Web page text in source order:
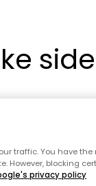
er flyttet. Vi
vores populære
traffic. You have
However, blocking
privacy policy